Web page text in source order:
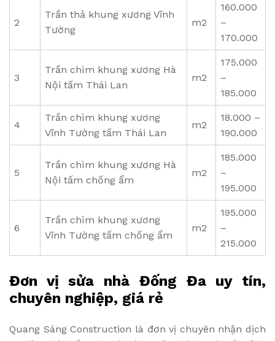
2
Trần thả khung xương Vĩnh
Tường
m2
160.000
–
170.000
3
Trần chìm khung xương Hà
Nội tấm Thái Lan
m2
175.000
–
185.000
4
Trần chìm khung xương
Vĩnh Tường tấm Thái Lan
m2
18.000 –
190.000
5
Trần chìm khung xương Hà
Nội tấm chống ẩm
m2
185.000
–
195.000
6
Trần chìm khung xương
Vĩnh Tường tấm chống ẩm
m2
195.000
–
215.000
Đơn vị sửa nhà Đống Đa uy tín,
chuyên nghiệp, giá rẻ
Quang Sáng Construction là đơn vị chuyên nhận dịch